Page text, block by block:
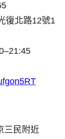
復北路12號1
三民附近